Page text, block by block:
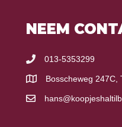
NEEM
013-5353299
Bosscheweg 247C,